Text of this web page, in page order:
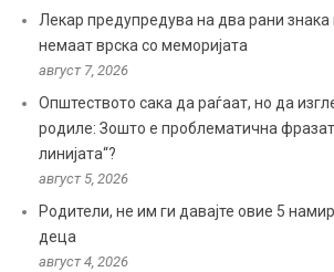
Лекар предупредува на два рани знака
немаат врска со меморијата
август 7, 2026
Општеството сака да раѓаат, но да
родиле: Зошто е проблематична
линијата“?
август 5, 2026
Родители, не им ги давајте овие 5
деца
август 4, 2026